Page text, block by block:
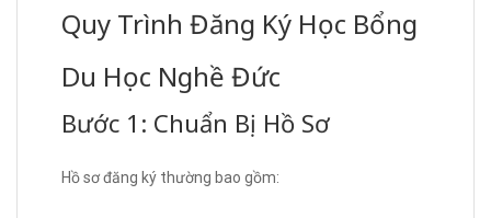
Quy Trình Đăng Ký Học Bổng
Du Học Nghề Đức
Bước 1: Chuẩn Bị Hồ Sơ
Hồ sơ đăng ký thường bao gồm: